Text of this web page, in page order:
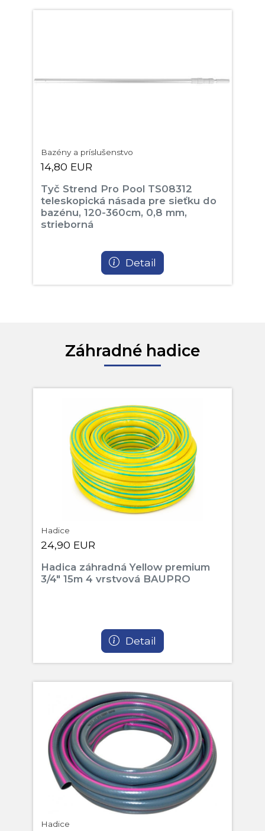
Bazény a príslušenstvo
14,80 EUR
Tyč Strend Pro Pool TS08312
teleskopická násada pre sieťku do
bazénu, 120-360cm, 0,8 mm,
strieborná
Detail
Záhradné hadice
Hadice
24,90 EUR
Hadica záhradná Yellow premium
3/4" 15m 4 vrstvová BAUPRO
Detail
Hadice